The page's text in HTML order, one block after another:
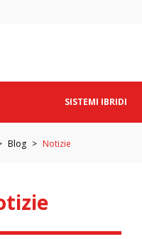
SISTEMI IBRIDI
Blog Notizie